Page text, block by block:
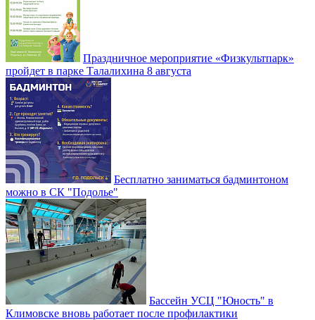
Праздничное мероприятие «Физкультпарк»
пройдет в парке Талалихина 8 августа
Бесплатно заниматься бадминтоном
можно в СК "Подолье"
Бассейн УСЦ "Юность" в
Климовске вновь работает после профилактики